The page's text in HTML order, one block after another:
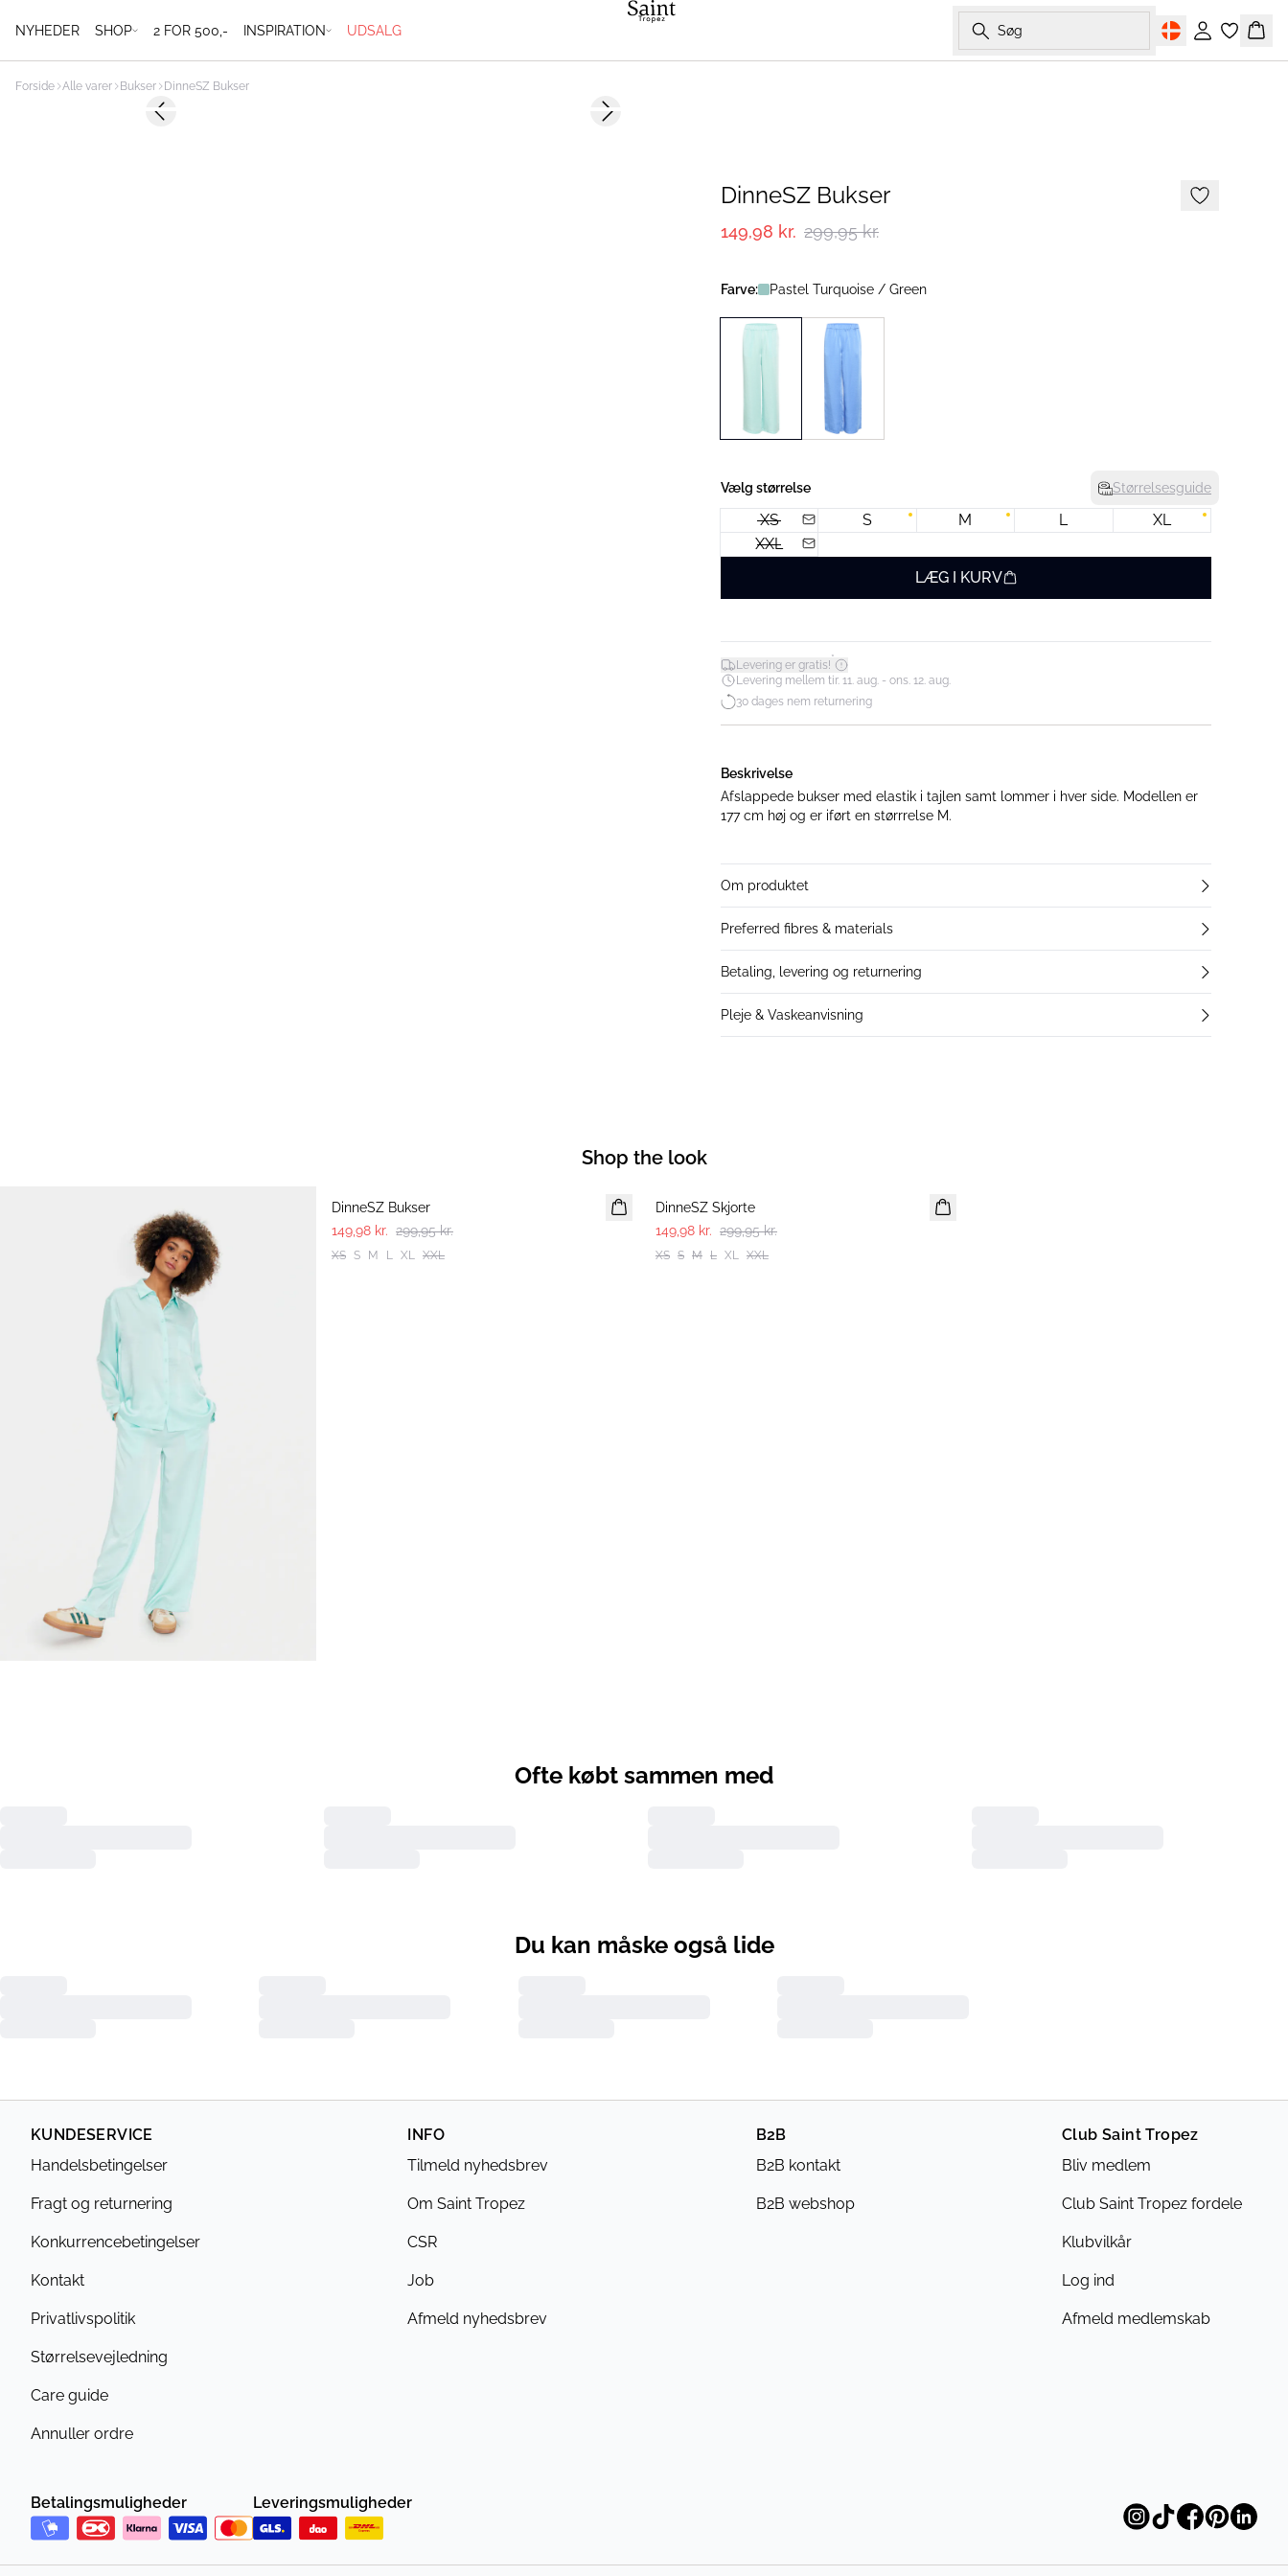
NYHEDER SHOP 2 FOR 500,- INSPIRATION UDSALG Søg
Log ind Kurv
Forside Alle varer Bukser DinneSZ Bukser
-50%Previous slide Next slide
DinneSZ Bukser
149,98 kr. 299,95 kr.
Farve: Pastel Turquoise / Green
Vælg størrelse Størrelsesguide
XS S M L
XL
XXL
LÆG I KURV
Levering er gratis!*
Levering mellem tir. 11. aug. - ons. 12. aug.
30 dages nem returnering
Beskrivelse
Afslappede bukser med elastik i tajlen samt lommer i hver side. Modellen er
177 cm høj og er iført en størrrelse M.
Om produktet
Preferred fibres & materials
Betaling, levering og returnering
Pleje & Vaskeanvisning
Shop the look
DinneSZ Bukser
149,98 kr. 299,95 kr.
XS S M L XL XXL
-50%
DinneSZ Skjorte
149,98 kr. 299,95 kr.
XS S M L XL XXL
Ofte købt sammen med
Du kan måske også lide
KUNDESERVICE
Handelsbetingelser
Fragt og returnering
Konkurrencebetingelser
Kontakt
Privatlivspolitik
Størrelsevejledning
Care guide
Annuller ordre
INFO
Tilmeld nyhedsbrev
Om Saint Tropez
CSR
Job
Afmeld nyhedsbrev
B2B
B2B kontakt
B2B webshop
Club Saint Tropez
Bliv medlem
Club Saint Tropez fordele
Klubvilkår
Log ind
Afmeld medlemskab
Betalingsmuligheder Leveringsmuligheder